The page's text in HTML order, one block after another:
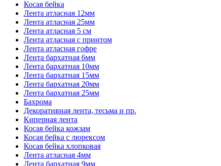
Косая бейка
Лента атласная 12мм
Лента атласная 25мм
Лента атласная 5 см
Лента атласная с принтом
Лента атласная гофре
Лента бархатная 6мм
Лента бархатная 10мм
Лента бархатная 15мм
Лента бархатная 20мм
Лента бархатная 25мм
Бахрома
Декоративная лента, тесьма и пр.
Киперная лента
Косая бейка кожзам
Косая бейка с люрексом
Косая бейка хлопковая
Лента атласная 4мм
Лента бархатная 9мм